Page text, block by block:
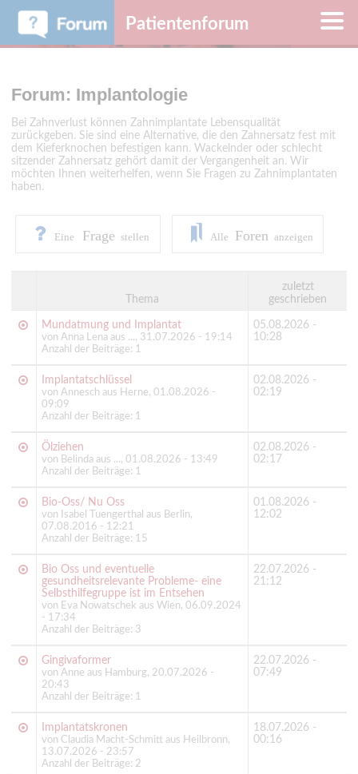
Patientenforum
Forum: Implantologie
Bei Zahnverlust können Zahnimplantate Lebensqualität
zurückgeben. Sie sind eine Alternative, die den Zahnersatz fest mit
dem Kieferknochen befestigen kann. Wackelnder oder schlecht
sitzender Zahnersatz gehört damit der Vergangenheit an. Wir
möchten Ihnen weiterhelfen, wenn Sie Fragen zu Zahnimplantaten
haben.
Eine Frage stellen Alle Foren anzeigen
Thema
zuletzt
geschrieben
Mundatmung und Implantat
von Anna Lena aus ..., 31.07.2026 - 19:14
Anzahl der Beiträge: 1
05.08.2026 -
10:28
Implantatschlüssel
von Annesch aus Herne, 01.08.2026 -
09:09
Anzahl der Beiträge: 1
02.08.2026 -
02:19
Ölziehen
von Belinda aus ..., 01.08.2026 - 13:49
Anzahl der Beiträge: 1
02.08.2026 -
02:17
Bio-Oss/ Nu Oss
von Isabel Tuengerthal aus Berlin,
07.08.2016 - 12:21
Anzahl der Beiträge: 15
01.08.2026 -
12:02
Bio Oss und eventuelle
gesundheitsrelevante Probleme- eine
Selbsthilfegruppe ist im Entsehen
von Eva Nowatschek aus Wien, 06.09.2024
- 17:34
Anzahl der Beiträge: 3
22.07.2026 -
21:12
Gingivaformer
von Anne aus Hamburg, 20.07.2026 -
20:43
Anzahl der Beiträge: 1
22.07.2026 -
07:49
Implantatskronen
von Claudia Macht-Schmitt aus Heilbronn,
13.07.2026 - 23:57
Anzahl der Beiträge: 2
18.07.2026 -
00:16